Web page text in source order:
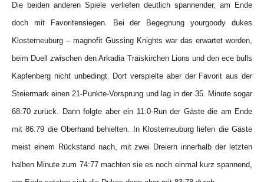
Die beiden anderen Spiele verliefen deutlich spannender, am Ende
doch mit Favoritensiegen. Bei der Begegnung yourgoody dukes
Klosterneuburg – magnofit Güssing Knights war das erwartet worden,
beim Duell zwischen den Arkadia Traiskirchen Lions und den ece bulls
Kapfenberg nicht unbedingt. Dort verspielte aber der Favorit aus der
Steiermark einen 21-Punkte-Vorsprung und lag in der 35. Minute sogar
68:70 zurück. Dann folgte aber ein 11:0-Run der Gäste die am Ende
mit 86:79 die Oberhand behielten. In Klosterneuburg liefen die Gäste
meist einem Rückstand nach, mit zwei Dreiern innerhalb der letzten
halben Minute zum 74:77 machten sie es noch einmal kurz spannend,